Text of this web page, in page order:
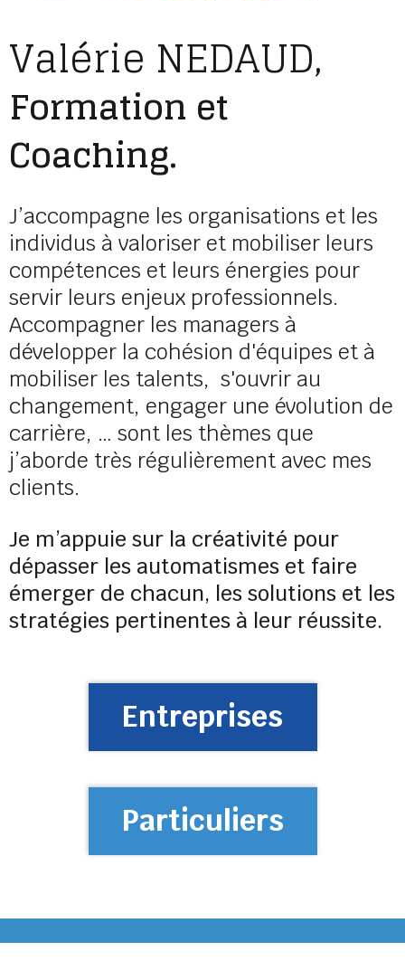
Valérie NEDAUD,
Formation et
Coaching.
J’accompagne les organisations et les
individus à valoriser et mobiliser leurs
compétences et leurs énergies pour
servir leurs enjeux professionnels.
Accompagner les managers à
développer la cohésion d'équipes et à
mobiliser les talents, s'ouvrir au
changement, engager une évolution de
carrière, … sont les thèmes que
j’aborde très régulièrement avec mes
clients.
Je m’appuie sur la créativité pour
dépasser les automatismes et faire
émerger de chacun, les solutions et les
stratégies pertinentes à leur réussite.
Entreprises
Particuliers